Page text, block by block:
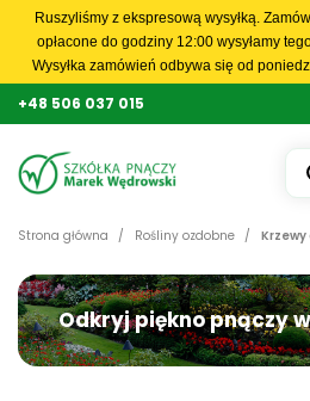
Ruszyliśmy z ekspresową wysyłką.
opłacone do godziny 12:00 wysyłamy
Wysyłka zamówień odbywa się od
+48 506 037 015
Strona główna Rośliny ozdobne
Odkryj piękno pnączy